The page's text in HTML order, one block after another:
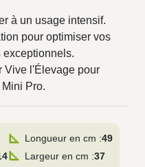
à un usage intensif.
pour optimiser vos
exceptionnels.
Vive l'Élevage pour
Pro.
Longueur en cm :49
Largeur en cm :37